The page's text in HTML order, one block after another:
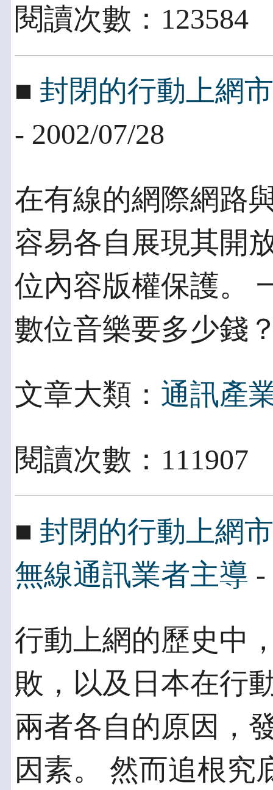
閱讀次數：
■ 封閉的行動上網
- 2002/07/28
在有線的網際網路
容易各自展現其開
位內容版權保護。
數位音樂要多少錢
文章大類： 通訊產
閱讀次數：
■ 封閉的行動上網
無線通訊業者主導 -
行動上網的歷史中
敗，以及日本在行
兩者各自的原因，
因素。 然而追根究